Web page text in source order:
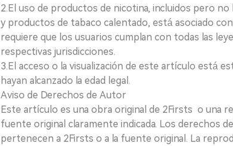
2.El uso de productos de nicotina, incluidos pero
y productos de tabaco calentado, está asociado
requiere que los usuarios cumplan con todas las
respectivas jurisdicciones.
3.El acceso o la visualización de este artículo está
hayan alcanzado la edad legal.
Aviso de Derechos de Autor
Este artículo es una obra original de 2Firsts o una
fuente original claramente indicada. Los derechos
pertenecen a 2Firsts o a la fuente original. La